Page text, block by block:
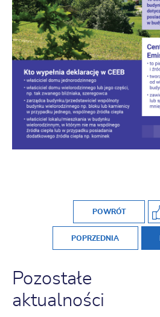
POWRÓT
POPRZEDNIA
Pozostałe
aktualności